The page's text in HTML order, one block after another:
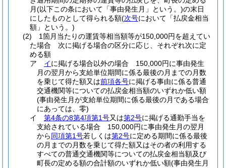
月(以下この条において「事由発生月」という。)の末日
にしたものとして得られる額(次号において「払戻金相当
額」という。)
(2)
1箇月当たりの運賃等相当額等が150,000円を超えてい
た場合 次に掲げる場合の区分に応じ、それぞれ次に定
める額
ア
イに掲げる場合以外の場合 150,000円に事由発生
月の翌月から支給単位期間に係る最後の月までの月数
を乗じて得た額又は前項各号に掲げる事由に係る普通
交通機関等についての払戻金相当額のいずれか低い額
(事由発生月が支給単位期間に係る最後の月である場合
にあっては、零)
イ
第4条の8第4項第1号又は第2号に掲げる通勤手当を
支給されている場合 150,000円に事由発生月の翌月
から同項第1号若しくは第2号に定める期間に係る最後
の月までの月数を乗じて得た額又はその者の利用する
すべての普通交通機関等についての払戻金相当額及び
町長の定める額の合計額のいずれか低い額(事由発生月